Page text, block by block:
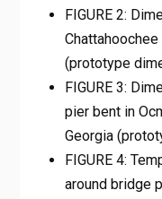
FIGURE 2:
(prototype
FIGURE 3:
pier bent in
Georgia
FIGURE 4:
around bridge